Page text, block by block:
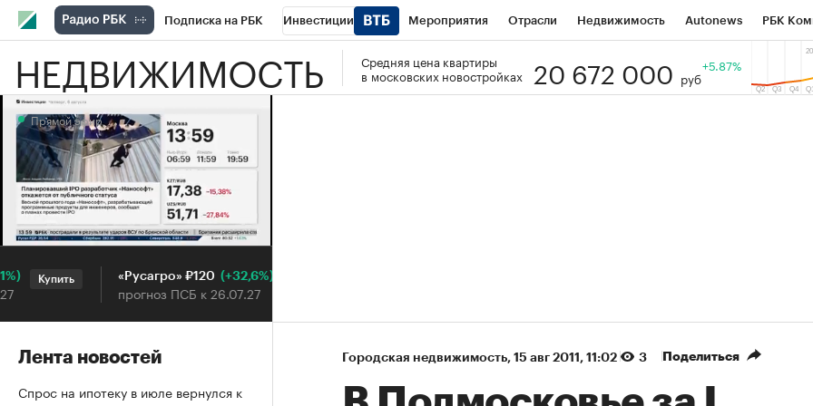
Подписка на РБК Инвестиции Мероприятия Отрасли Недвижимость Autonews РБК
РБК Вино Спорт Школа управления РБК РБК Образование Тренды
Кредитные рейтинги
Проверка контрагентов
НЕДВИЖИМОСТЬ
Средняя цена квартиры
в московских новостройках
20 672 000 руб
+5.87%
Городская недвижимость⁠, 15 авг 2011, 11:02 3 Поделиться
Прямой эфир
Прямой эфир
Купить «Русагро» ₽120 (+32,6%)
прогноз ПСБ к 26.07.27
Купить
Лента новостей
Спрос на ипотеку в июле вернулся к